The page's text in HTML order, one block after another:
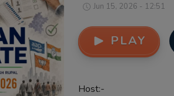
Jun 15, 2026 - 12:51
PLAY
Host:-